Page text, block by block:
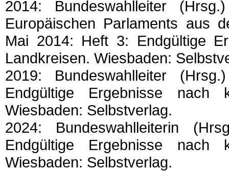
2014: Bundeswahlleiter
Europäischen Parlaments aus
Mai 2014: Heft 3: Endgültige
Landkreisen. Wiesbaden:
2019: Bundeswahlleiter
Endgültige Ergebnisse nach
Wiesbaden: Selbstverlag.
2024: Bundeswahlleiterin
Endgültige Ergebnisse nach
Wiesbaden: Selbstverlag.